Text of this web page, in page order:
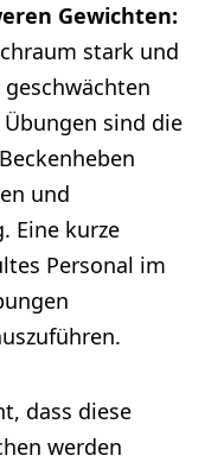
Gewichten:
stark und
sind die
und
Eine kurze
Personal im
dass diese
werden